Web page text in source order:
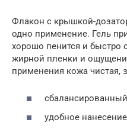
Флакон с крышкой-
одно применение. Гель
хорошо пенится и быстро
жирной пленки и
применения кожа чистая,
удобное